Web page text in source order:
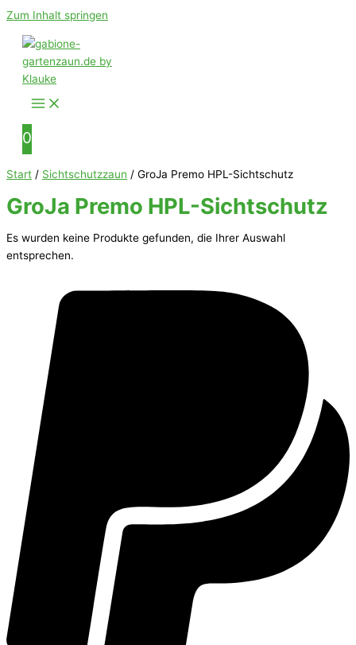
Zum Inhalt springen
0
Start / Sichtschutzzaun / GroJa Premo HPL-Sichtschutz
GroJa Premo HPL-Sichtschutz
Es wurden keine Produkte gefunden, die Ihrer Auswahl
entsprechen.